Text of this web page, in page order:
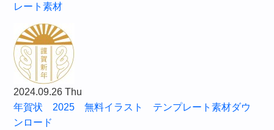
レート素材
2024.09.26 Thu
年賀状 2025 無料イラスト テンプレート素材ダウ
ンロード